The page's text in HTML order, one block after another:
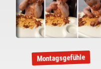
Montagsgefühle